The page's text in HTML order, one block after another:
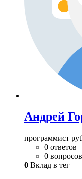
Андрей
программист
0 ответов
0 вопросов
0 Вклад в тег